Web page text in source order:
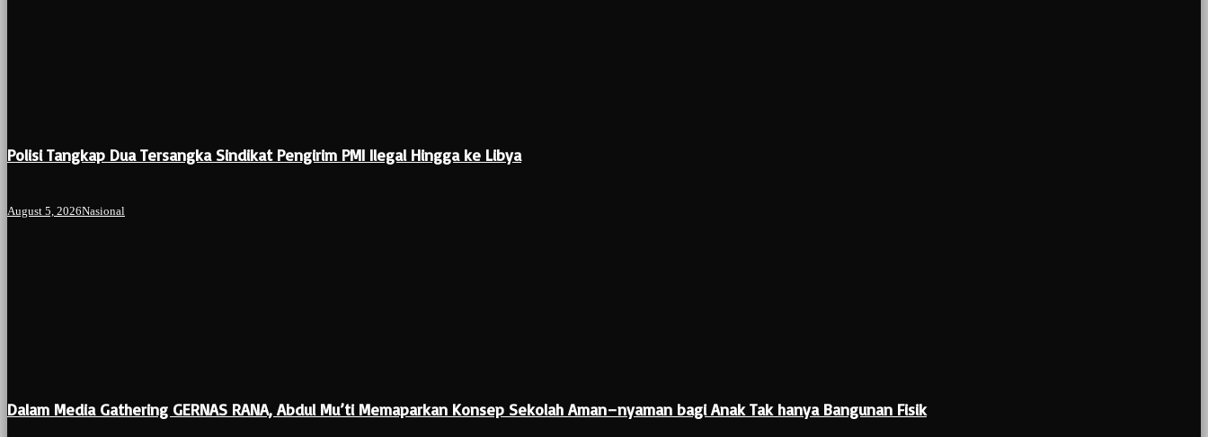
Polisi Tangkap Dua Tersangka Sindikat Pengirim PMI Ilegal Hingga ke Libya
August 5, 2026Nasional
Dalam Media Gathering GERNAS RANA, Abdul Mu’ti Memaparkan Konsep Sekolah Aman–nyaman bagi Anak Tak hanya Bangunan Fisik